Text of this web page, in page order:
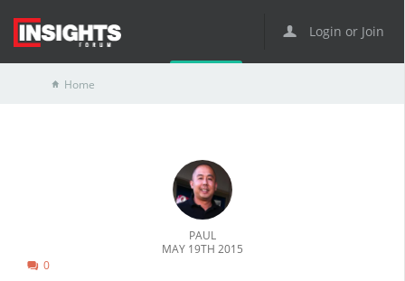
Login or Join
Home
PAUL
MAY 19TH 2015
0